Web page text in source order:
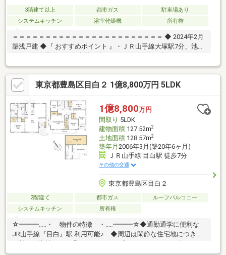
3階建て以上 都市ガス
駐車場あり
システムキッチン
浴室乾燥機 所有権
＝＝＝＝＝＝＝＝＝＝＝＝＝＝＝＝＝＝＝＝＝＝＝ ◆ 2024年2月
築浅戸建 ◆『 おすすめポイント 』・ＪＲ山手線大塚駅7分、池袋
カースペース … ゆとりある住まいと毎日の車庫入れもラクラク・
Ｌ型キッチン …スムーズな家事動線 『 ロケーション 』・大塚
駅、新大塚駅、池袋駅利用可 … 通勤・通学もスムーズ・都心へ軽
快アクセス … 暮らしの幅が広がる立地『 設備仕様 』・システム
キッチン・浄水器 … 毎日のお料理が快適に・シューズインクロー
ク完備 … 玄関周りもすっきり＝＝＝＝＝＝＝＝＝＝＝＝＝＝＝＝
＝＝＝＝＝＝＝
東京都豊島区目白２ 1億8,800万円 5LDK
1億8,800万円
間取り 5LDK
建物面積127.52m2
土地面積128.57m2
築年月 2006年3月(築20年6ヶ月)
ＪＲ山手線 目白駅 徒歩7分
その他の交通
東京都豊島区目白２
2階建て 都市ガス
ルーフバルコニー
システムキッチン
所有権
☆━━━…‥・ 物件の特徴 ・‥…━━━☆◆通勤通学に便利な
JR山手線『目白』駅 利用可能♪ ◆周辺は閑静な住宅地につき落
園等、生活環境良好♪◆同仕様モデルハウスのご案内や建物プレ